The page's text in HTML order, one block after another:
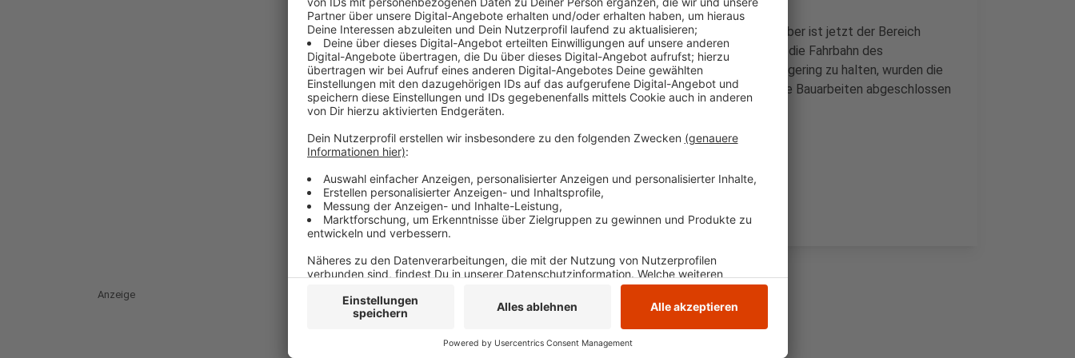
Witten: Heute beginnt der zweite Bauabschnitt. Bis Mitte Dezember ist jetzt der Bereich
zwischen Im Klive und Grünewaldstraße gesperrt. Die Stadt lässt die Fahrbahn des
Bommerfelder Rings sanieren. Um die Einschränkungen möglichst gering zu halten, wurden die
Arbeiten in acht Abschnitte eingeteilt. Nächsten August sollen die Bauarbeiten abgeschlossen
sein.
Anzeige
Anzeige